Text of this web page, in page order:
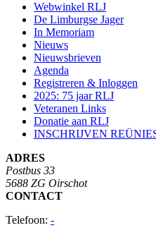
Webwinkel RLJ
De Limburgse Jager
In Memoriam
Nieuws
Nieuwsbrieven
Agenda
Registreren & Inloggen
2025: 75 jaar RLJ
Veteranen Links
Donatie aan RLJ
INSCHRIJVEN
ADRES
Postbus 33
5688 ZG Oirschot
CONTACT
Telefoon: -